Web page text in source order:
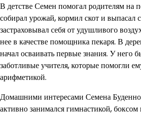
В детстве Семен помогал родителям на
собирал урожай, кормил скот и выпасал
застраховывал себя от удушливого
нее в качестве помощника пекаря. В
начал осваивать первые знания. У него
заботливые учителя, которые помогли
арифметикой.
Домашними интересами Семена
активно занимался гимнастикой,